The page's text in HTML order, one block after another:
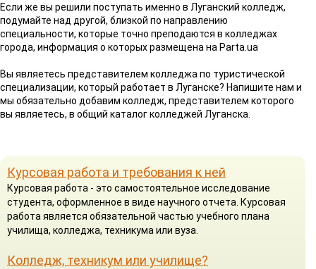
Если же вы решили поступать именно в Луганский колледж,
подумайте над другой, близкой по направлению
специальности, которые точно преподаются в колледжах
города, информация о которых размещена на Parta.ua
Вы являетесь представителем колледжа по туристической
специализации, который работает в Луганске? Напишите нам и
мы обязательно добавим колледж, представителем которого
вы являетесь, в общий каталог колледжей Луганска.
Курсовая работа и требования к ней
Курсовая работа - это самостоятельное исследование
студента, оформленное в виде научного отчета. Курсовая
работа является обязательной частью учебного плана
училища, колледжа, техникума или вуза.
Колледж, техникум или училище?